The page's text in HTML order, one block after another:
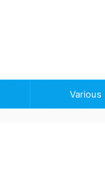
Various